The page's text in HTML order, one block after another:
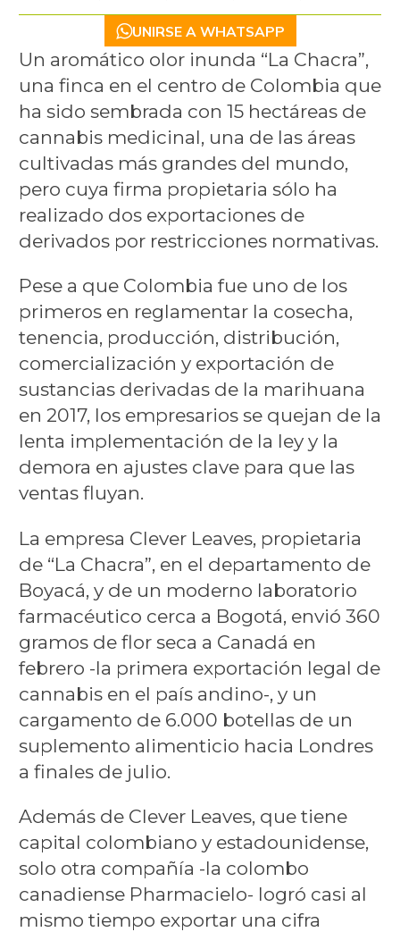
UNIRSE A WHATSAPP
Un aromático olor inunda “La Chacra”,
una finca en el centro de Colombia que
ha sido sembrada con 15 hectáreas de
cannabis medicinal, una de las áreas
cultivadas más grandes del mundo,
pero cuya firma propietaria sólo ha
realizado dos exportaciones de
derivados por restricciones normativas.
Pese a que Colombia fue uno de los
primeros en reglamentar la cosecha,
tenencia, producción, distribución,
comercialización y exportación de
sustancias derivadas de la marihuana
en 2017, los empresarios se quejan de la
lenta implementación de la ley y la
demora en ajustes clave para que las
ventas fluyan.
La empresa Clever Leaves, propietaria
de “La Chacra”, en el departamento de
Boyacá, y de un moderno laboratorio
farmacéutico cerca a Bogotá, envió 360
gramos de flor seca a Canadá en
febrero -la primera exportación legal de
cannabis en el país andino-, y un
cargamento de 6.000 botellas de un
suplemento alimenticio hacia Londres
a finales de julio.
Además de Clever Leaves, que tiene
capital colombiano y estadounidense,
solo otra compañía -la colombo
canadiense Pharmacielo- logró casi al
mismo tiempo exportar una cifra